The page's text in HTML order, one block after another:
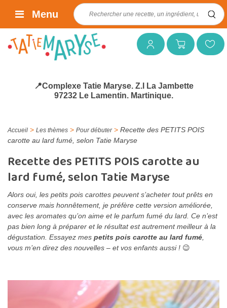
Mon compteMon panierMes favoris
Rechercher :
Menu
📍Complexe Tatie Maryse. Z.I La Jambette
97232 Le Lamentin. Martinique.
Accueil > Les thèmes > Pour débuter> Recette des PETITS POIS
carotte au lard fumé, selon Tatie Maryse
Recette des PETITS POIS carotte au
lard fumé, selon Tatie Maryse
Alors oui, les petits pois carottes peuvent s’acheter tout prêts en
conserve mais honnêtement, je préfère cette version améliorée,
avec les aromates qu’on aime et le parfum fumé du lard. Ce n’est
pas bien long à préparer et le résultat est autrement meilleur à la
dégustation. Essayez mes petits pois carotte au lard fumé
vous m’en direz des nouvelles – et vos enfants aussi ! 😉